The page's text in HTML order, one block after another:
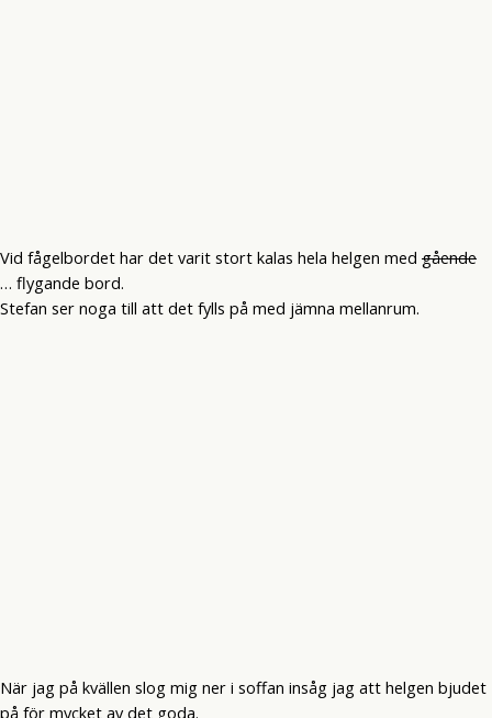
Vid fågelbordet har det varit stort kalas hela helgen med gående
… flygande bord.
Stefan ser noga till att det fylls på med jämna mellanrum.
När jag på kvällen slog mig ner i soffan insåg jag att helgen bjudet
på för mycket av det goda.